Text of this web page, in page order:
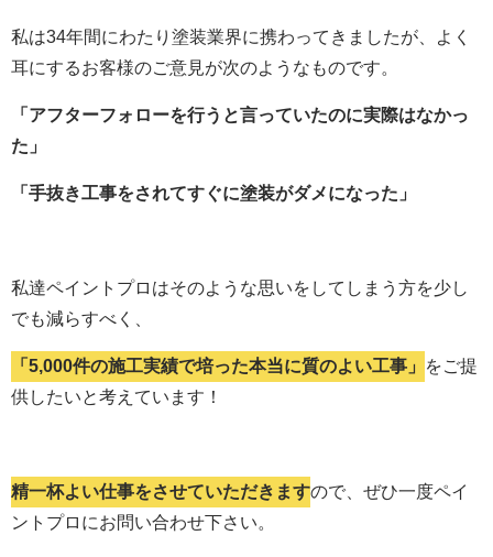
私は34年間にわたり塗装業界に携わってきましたが、よく
耳にするお客様のご意見が次のようなものです。
「アフターフォローを行うと言っていたのに実際はなかっ
た」
「手抜き工事をされてすぐに塗装がダメになった」
私達ペイントプロはそのような思いをしてしまう方を少し
でも減らすべく、
「5,000件の施工実績で培った本当に質のよい工事」
をご提
供したいと考えています！
精一杯よい仕事をさせていただきますので、ぜひ一度ペイ
ントプロにお問い合わせ下さい。